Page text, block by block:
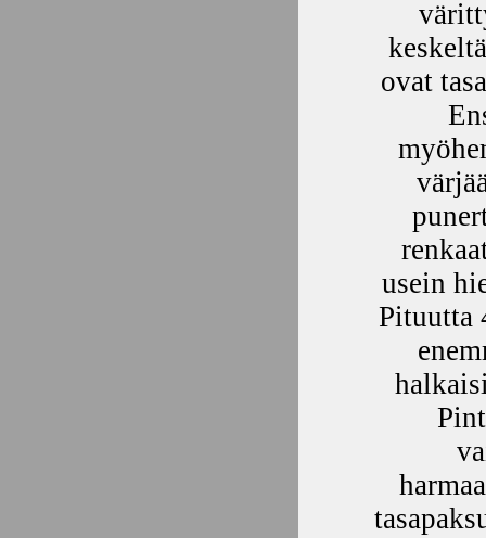
ovat
usein
Pituutta